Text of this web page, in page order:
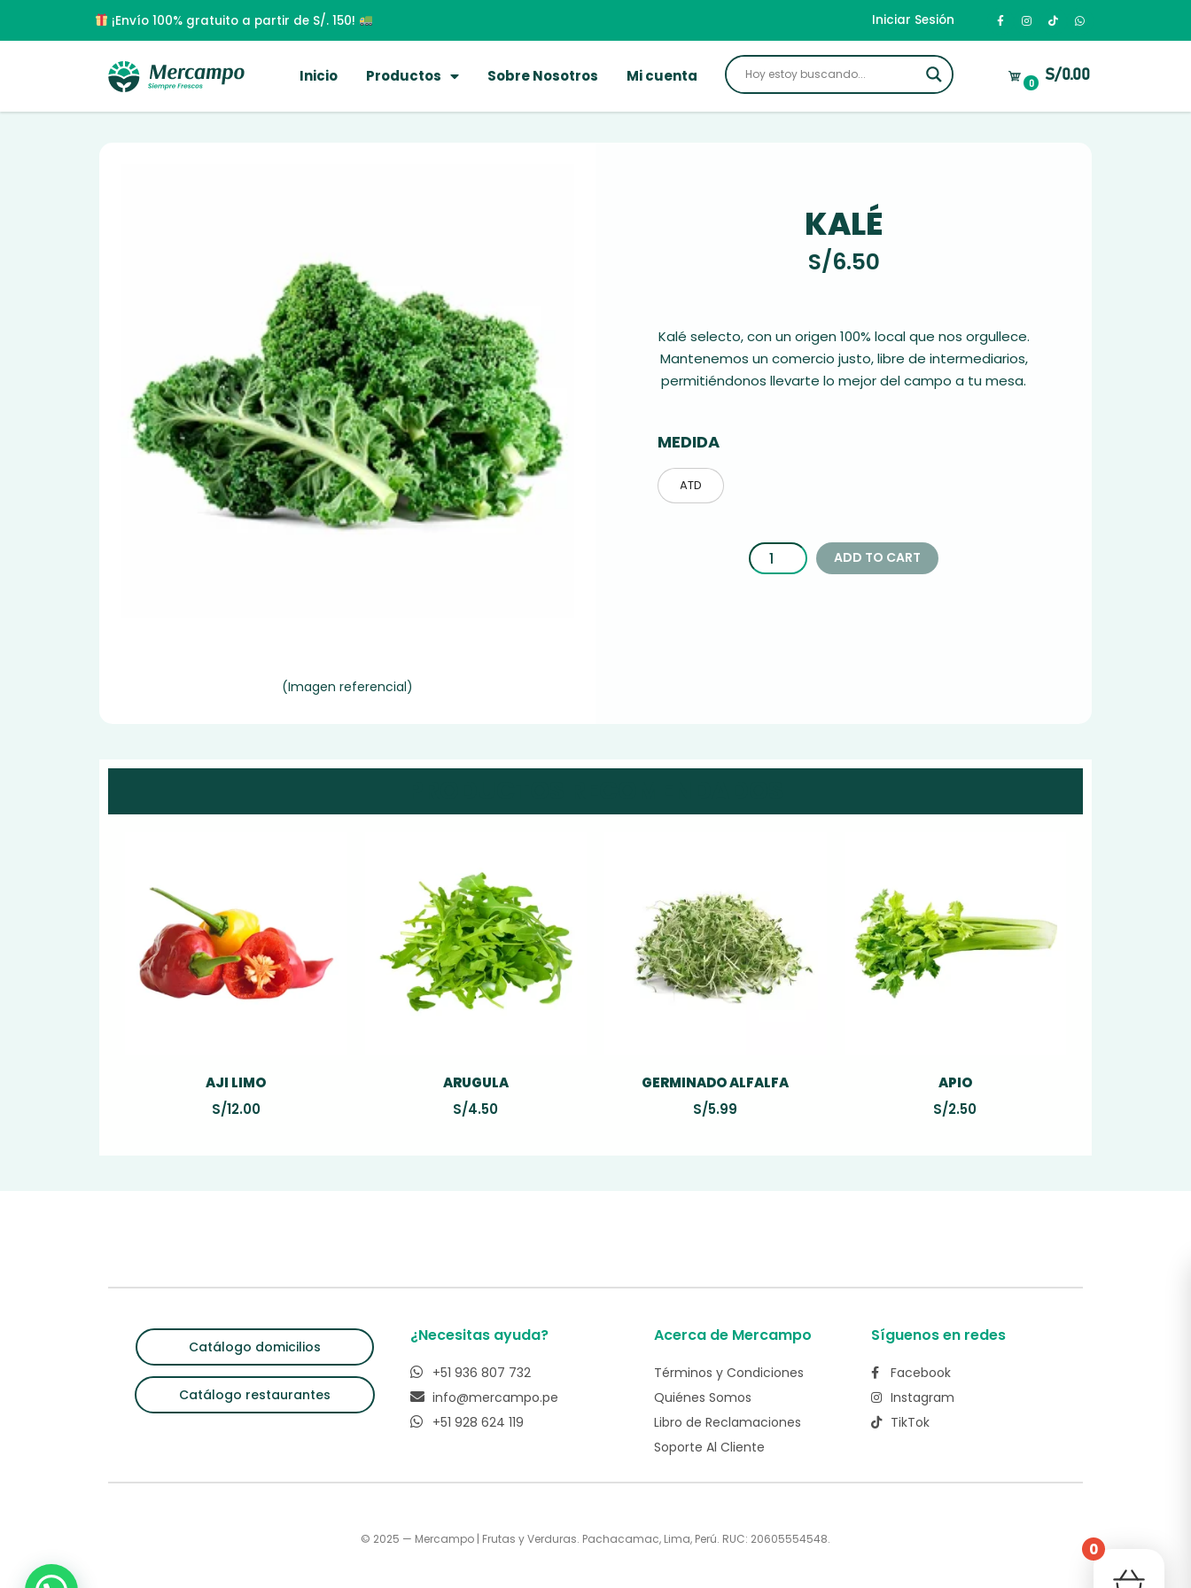
¡Envío 100% gratuito a partir de S/. 150! Iniciar Sesión
Inicio Productos Sobre Nosotros Mi cuenta 0 S/0.00
(Imagen referencial)
KALÉ
S/6.50
Kalé selecto, con un origen 100% local que nos orgullece.
Mantenemos un comercio justo, libre de intermediarios,
permitiéndonos llevarte lo mejor del campo a tu mesa.
MEDIDA
ATD
ADD TO CART
AJI LIMO
S/12.00
ARUGULA
S/4.50
GERMINADO ALFALFA
S/5.99
APIO
S/2.50
Catálogo domicilios
Catálogo restaurantes
¿Necesitas ayuda?
+51 936 807 732
info@mercampo.pe
+51 928 624 119
Acerca de Mercampo
Términos y Condiciones
Quiénes Somos
Libro de Reclamaciones
Soporte Al Cliente
Síguenos en redes
Facebook
Instagram
TikTok
© 2025 — Mercampo | Frutas y Verduras. Pachacamac, Lima, Perú. RUC: 20605554548.
0